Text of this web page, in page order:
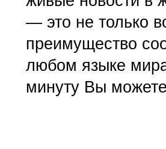
— это не только
преимущество
любом языке
минуту Вы